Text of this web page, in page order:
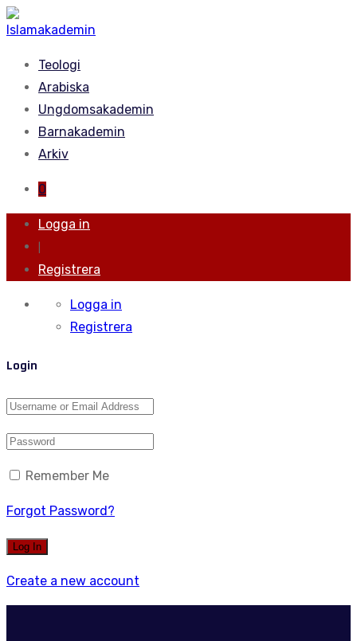
Teologi
Arabiska
Ungdomsakademin
Barnakademin
Arkiv
0
Logga in
Registrera
Logga in
Registrera
Login
Remember Me
Forgot Password?
Create a new account